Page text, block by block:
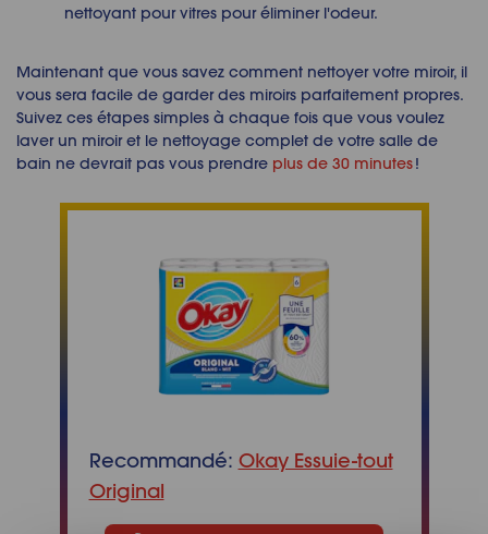
Recommandé: Okay Essuie-tout
Original
nettoyant pour vitres pour éliminer l'odeur.
Maintenant que vous savez comment nettoyer votre miroir, il
vous sera facile de garder des miroirs parfaitement propres.
Suivez ces étapes simples à chaque fois que vous voulez
laver un miroiret le nettoyage complet de votre salle de
bain ne devrait pas vous prendre plus de 30 minutes!